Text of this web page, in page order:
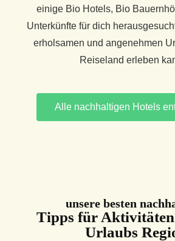
einige Bio Hotels, Bio
Unterkünfte für dich
erholsamen und angenehmen
Reiseland erleben
Alle nachhaltigen Hotels
unsere besten
Tipps für
Urlaubs